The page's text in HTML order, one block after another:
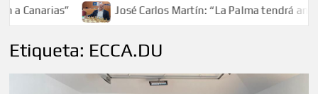
José Carlos Martín: “La Palma tendrá antes
Etiqueta: ECCA.DU